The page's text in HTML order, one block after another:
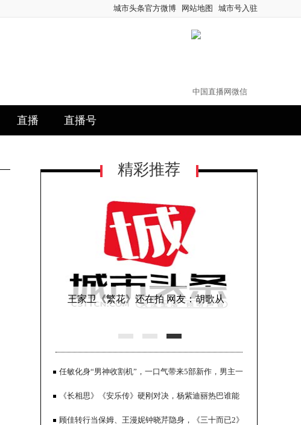
城市头条官方微博 网站地图 城市号入驻
中国直播网微信
直播 直播号
精彩推荐
王家卫《繁花》还在拍 网友：胡歌从
任敏化身“男神收割机”，一口气带来5部新作，男主一
个比一个帅
《长相思》《安乐传》硬刚对决，杨紫迪丽热巴谁能
更胜一筹？
顾佳转行当保姆、王漫妮钟晓芹隐身，《三十而已2》